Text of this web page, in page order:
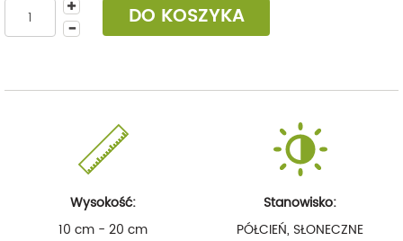
DO KOSZYKA
Wysokość:
10 cm - 20 cm
Stanowisko:
PÓŁCIEŃ, SŁONECZNE